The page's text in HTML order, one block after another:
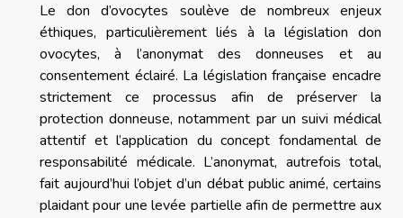
Le don d’ovocytes soulève de nombreux enjeux
éthiques, particulièrement liés à la législation don
ovocytes, à l’anonymat des donneuses et au
consentement éclairé. La législation française encadre
strictement ce processus afin de préserver la
protection donneuse, notamment par un suivi médical
attentif et l’application du concept fondamental de
responsabilité médicale. L’anonymat, autrefois total,
fait aujourd’hui l’objet d’un débat public animé, certains
plaidant pour une levée partielle afin de permettre aux